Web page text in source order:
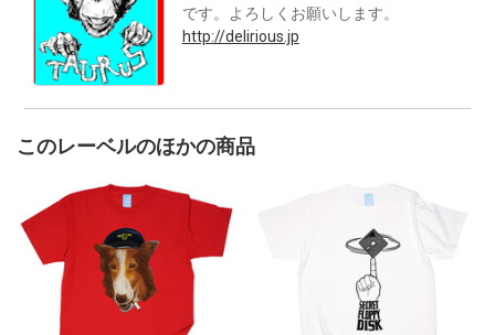
です。よろしくお願いします。
http://delirious.jp
このレーベルのほかの商品